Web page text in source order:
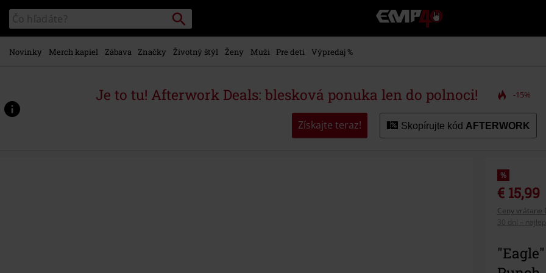
na
hlavný
obsah
Katalóg
vyhľadávania
Vyhľadávanie
EMP
-
Hudba,
Merch
hráčov,
Alternatívna
Novinky Merch kapiel Zábava Značky Životný štýl Ženy Muži Pre deti Výpredaj %
Je to tu! Afterwork Deals: blesková ponuka len do polnoci! -15%
Získajte teraz! Skopírujte kód AFTERWORK
%
€ 15,99
Ceny vrátane
30 dní –